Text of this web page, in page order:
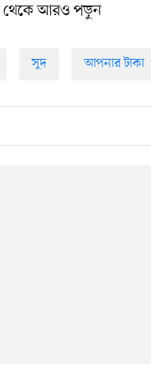
থেকে আরও পড়ুন
সুদ আপনার টাকা